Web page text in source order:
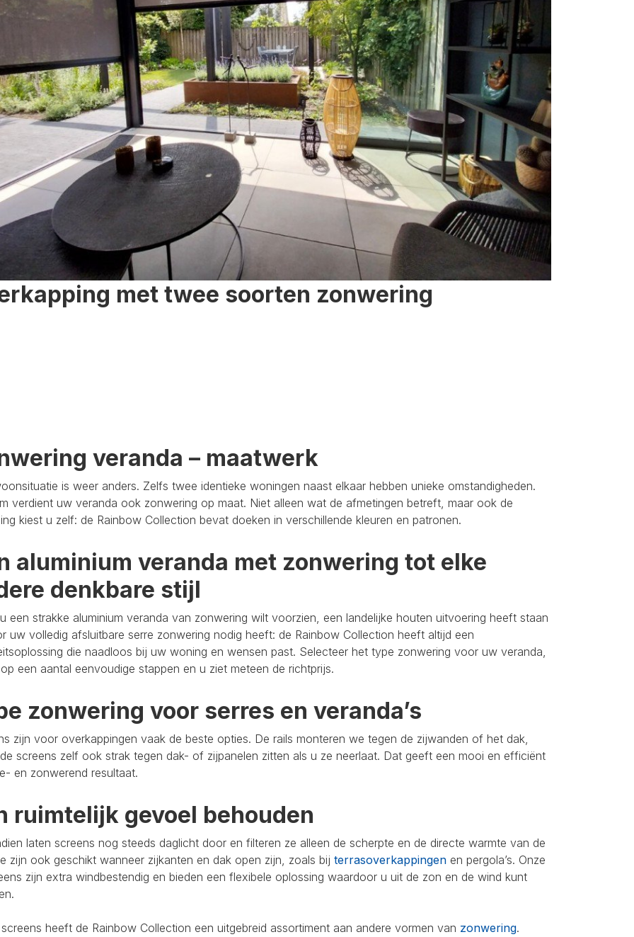
met twee soorten zonwering
veranda – maatwerk
is weer anders. Zelfs twee identieke woningen naast elkaar hebben unieke omstandigheden.
verdient uw veranda ook zonwering op maat. Niet alleen wat de afmetingen betreft, maar ook de
kiest u zelf: de Rainbow Collection bevat doeken in verschillende kleuren en patronen.
aluminium veranda met zonwering tot elke
denkbare stijl
een strakke aluminium veranda van zonwering wilt voorzien, een landelijke houten uitvoering heeft staan
uw volledig afsluitbare serre zonwering nodig heeft: de Rainbow Collection heeft altijd een
die naadloos bij uw woning en wensen past. Selecteer het type zonwering voor uw veranda,
een aantal eenvoudige stappen en u ziet meteen de richtprijs.
zonwering voor serres en veranda’s
zijn voor overkappingen vaak de beste opties. De rails monteren we tegen de zijwanden of het dak,
screens zelf ook strak tegen dak- of zijpanelen zitten als u ze neerlaat. Dat geeft een mooi en efficiënt
en zonwerend resultaat.
ruimtelijk gevoel behouden
laten screens nog steeds daglicht door en filteren ze alleen de scherpte en de directe warmte van de
zijn ook geschikt wanneer zijkanten en dak open zijn, zoals bij terrasoverkappingen en pergola’s. Onze
zijn extra windbestendig en bieden een flexibele oplossing waardoor u uit de zon en de wind kunt
heeft de Rainbow Collection een uitgebreid assortiment aan andere vormen van zonwering.